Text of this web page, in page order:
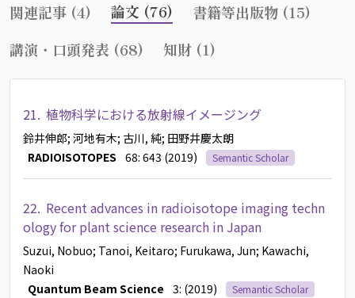
関連記事 (4) 論文 (76)
書籍等出版物 (15)
講演・口頭発表 (68)
知財 (1)
21. 植物科学における放射線イメージング
鈴井伸郎; 河地有木; 古川, 純; 田野井慶太朗
RADIOISOTOPES 68: 643 (2019) Semantic Scholar
22. Recent advances in radioisotope imaging techn
ology for plant science research in Japan
Suzui, Nobuo; Tanoi, Keitaro; Furukawa, Jun; Kawachi,
Naoki
Quantum Beam Science 3: (2019) Semantic Scholar